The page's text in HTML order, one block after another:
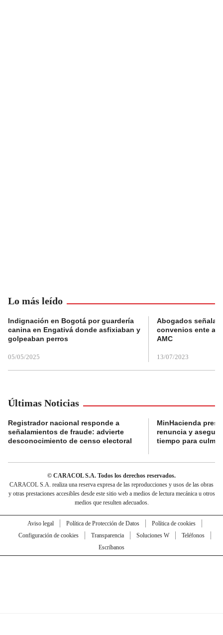
Lo más leído
Indignación en Bogotá por guardería
canina en Engativá donde asfixiaban y
golpeaban perros
05/05/2025
Abogados
convenios ente
AMC
13/07/2023
Últimas Noticias
Registrador nacional responde a
señalamientos de fraude: advierte
desconocimiento de censo electoral
MinHacienda
renuncia y
tiempo para
© CARACOL S.A. Todos los derechos reservados.
CARACOL S.A. realiza una reserva expresa de las reproducciones y usos de las obras
y otras prestaciones accesibles desde este sitio web a medios de lectura mecánica u otros
medios que resulten adecuados.
Aviso legal Política de Protección de Datos
Política de cookies
Configuración de cookies
Transparencia Soluciones W
Teléfonos
Escríbanos